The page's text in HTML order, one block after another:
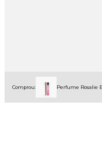
Comprou: Perfume Rosalie